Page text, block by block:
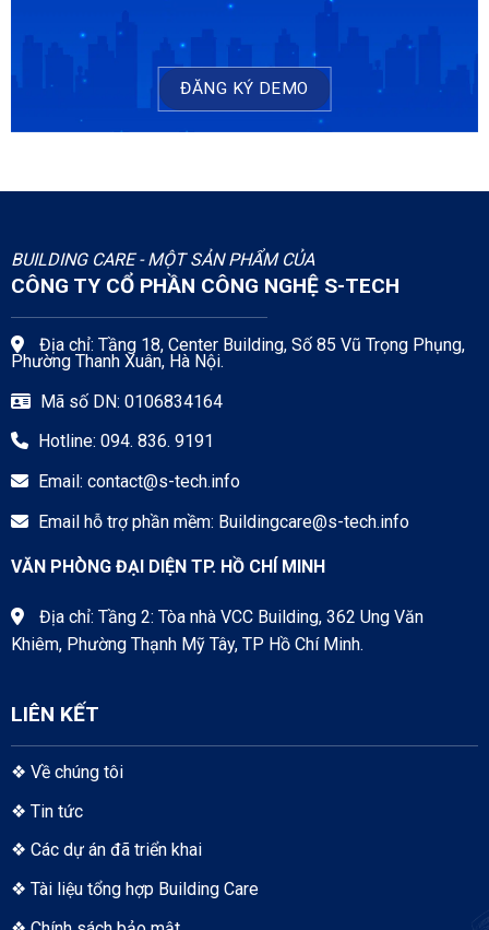
ĐĂNG KÝ DEMO
BUILDING CARE - MỘT SẢN PHẨM CỦA
CÔNG TY CỔ PHẦN CÔNG NGHỆ S-TECH
Địa chỉ: Tầng 18, Center Building, Số 85 Vũ Trọng Phụng,
Phường Thanh Xuân, Hà Nội.
Mã số DN: 0106834164
Hotline: 094. 836. 9191
Email: contact@s-tech.info
Email hỗ trợ phần mềm: Buildingcare@s-tech.info
VĂN PHÒNG ĐẠI DIỆN TP. HỒ CHÍ MINH
Địa chỉ: Tầng 2: Tòa nhà VCC Building, 362 Ung Văn
Khiêm, Phường Thạnh Mỹ Tây, TP Hồ Chí Minh.
LIÊN KẾT
❖ Về chúng tôi
❖ Tin tức
❖ Các dự án đã triển khai
❖ Tài liệu tổng hợp Building Care